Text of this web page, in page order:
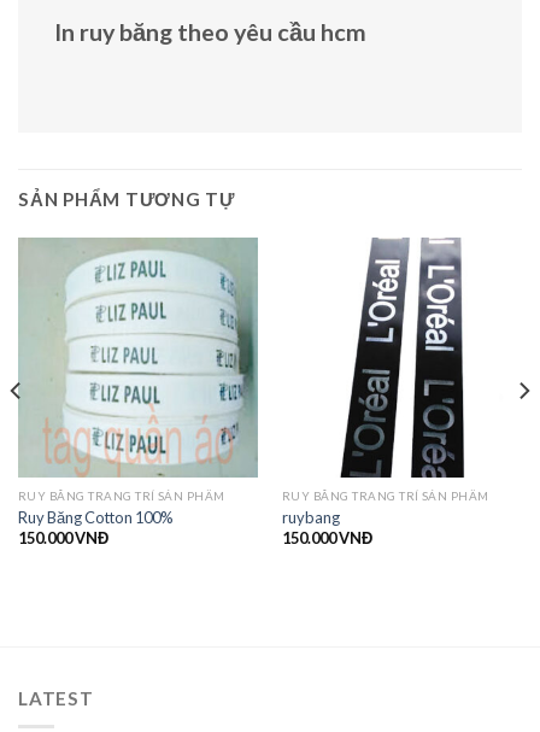
In ruy băng theo yêu cầu hcm
SẢN PHẨM TƯƠNG TỰ
RUY BĂNG TRANG TRÍ SẢN PHẨM
Ruy Băng Cotton 100%
150.000VNĐ
RUY BĂNG TRANG TRÍ SẢN PHẨM
ruybang
150.000VNĐ
LATEST